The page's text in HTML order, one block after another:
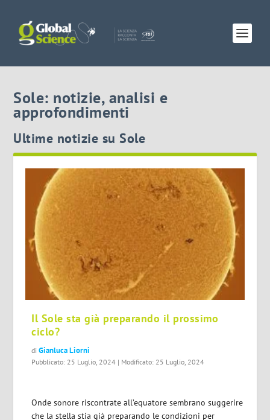
Sole: notizie, analisi e
approfondimenti
Ultime notizie su Sole
Il Sole sta già preparando il prossimo
ciclo?
diGianluca Liorni
Pubblicato: 25 Luglio, 2024 | Modificato: 25 Luglio, 2024
Onde sonore riscontrate all’equatore sembrano suggerire
che la stella stia già preparando le condizioni per